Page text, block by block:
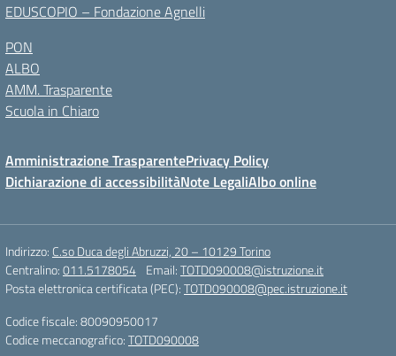
EDUSCOPIO – Fondazione Agnelli
PON
ALBO
AMM. Trasparente
Scuola in Chiaro
Amministrazione TrasparentePrivacy Policy
Dichiarazione di accessibilitàNote LegaliAlbo online
Indirizzo: C.so Duca degli Abruzzi, 20 – 10129 Torino
Centralino:011.5178054 Email:TOTD090008@istruzione.it
Posta elettronica certificata (PEC):TOTD090008@pec.istruzione.it
Codice fiscale: 80090950017
Codice meccanografico:TOTD090008